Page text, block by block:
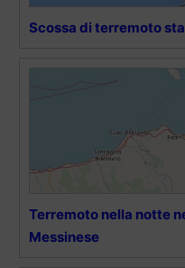
Scossa di terremoto
Terremoto nella notte
Messinese